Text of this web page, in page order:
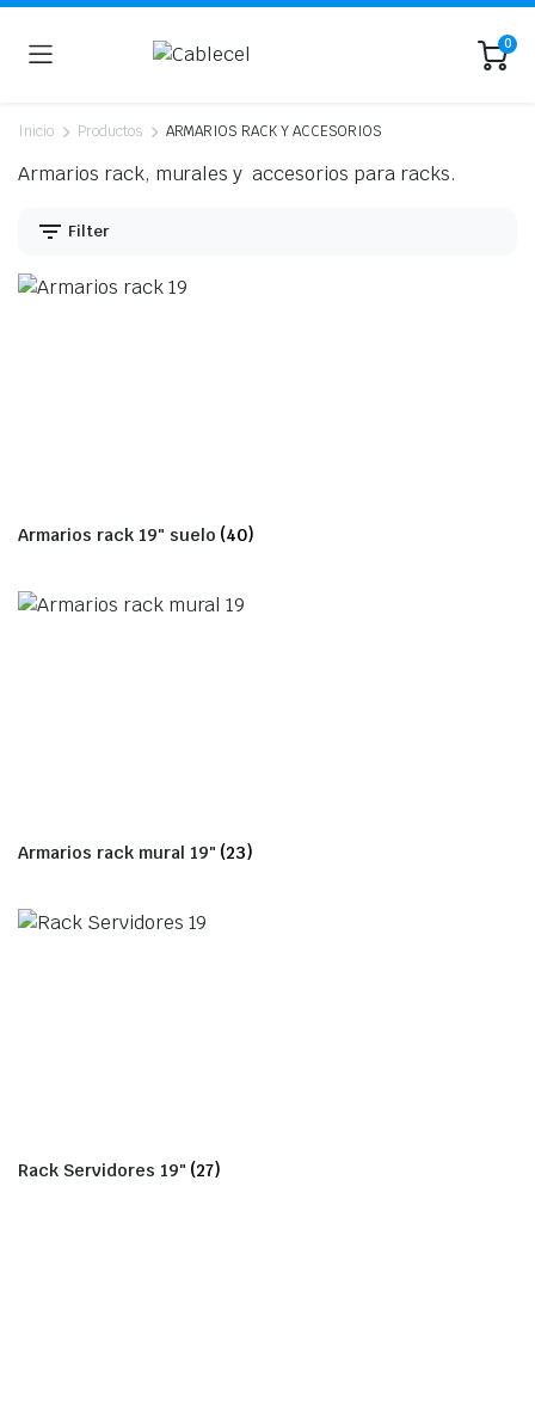
0
Inicio Productos ARMARIOS RACK Y ACCESORIOS
Armarios rack, murales y accesorios para racks.
Filter
Armarios rack 19" suelo (40)
Armarios rack mural 19" (23)
Rack Servidores 19" (27)